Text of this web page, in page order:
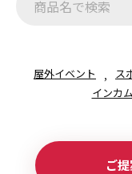
屋外イベント
ス
インカ
ご